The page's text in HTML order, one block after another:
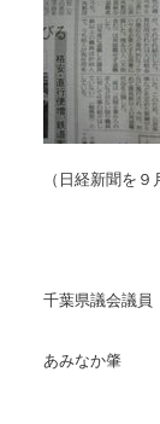
（日経新聞を
千葉県議会議員
あみなか肇